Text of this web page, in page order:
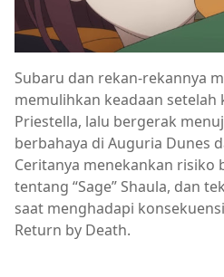
Subaru dan rekan-rekannya
memulihkan keadaan setelah
Priestella, lalu bergerak
berbahaya di Auguria Dunes
Ceritanya menekankan risiko
tentang “Sage” Shaula, dan
saat menghadapi
Return by Death.